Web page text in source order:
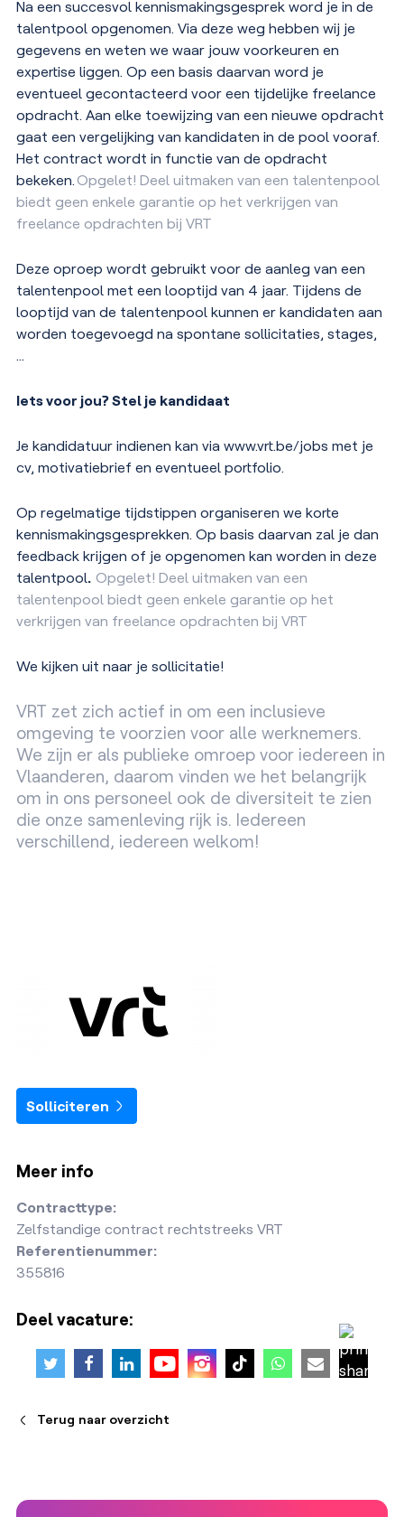
Na een succesvol kennismakingsgesprek word je in de
talentpool opgenomen. Via deze weg hebben wij je
gegevens en weten we waar jouw voorkeuren en
expertise liggen. Op een basis daarvan word je
eventueel gecontacteerd voor een tijdelijke freelance
opdracht. Aan elke toewijzing van een nieuwe opdracht
gaat een vergelijking van kandidaten in de pool vooraf.
Het contract wordt in functie van de opdracht
bekeken.Opgelet! Deel uitmaken van een talentenpool
biedt geen enkele garantie op het verkrijgen van
freelance opdrachten bij VRT
Deze oproep wordt gebruikt voor de aanleg van een
talentenpool met een looptijd van 4 jaar. Tijdens de
looptijd van de talentenpool kunnen er kandidaten aan
worden toegevoegd na spontane sollicitaties, stages,
…
Iets voor jou? Stel je kandidaat
Je kandidatuur indienen kan via www.vrt.be/jobs met je
cv, motivatiebrief en eventueel portfolio.
Op regelmatige tijdstippen organiseren we korte
kennismakingsgesprekken. Op basis daarvan zal je dan
feedback krijgen of je opgenomen kan worden in deze
talentpool. Opgelet! Deel uitmaken van een
talentenpool biedt geen enkele garantie op het
verkrijgen van freelance opdrachten bij VRT
We kijken uit naar je sollicitatie!
VRT zet zich actief in om een inclusieve
omgeving te voorzien voor alle werknemers.
We zijn er als publieke omroep voor iedereen in
Vlaanderen, daarom vinden we het belangrijk
om in ons personeel ook de diversiteit te zien
die onze samenleving rijk is. Iedereen
verschillend, iedereen welkom!
Solliciteren
Meer info
Contracttype:
Zelfstandige contract rechtstreeks VRT
Referentienummer:
355816
Deel vacature:
Terug naar overzicht